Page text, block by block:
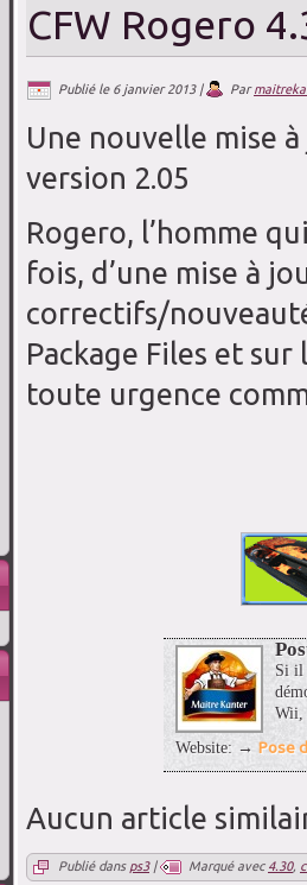
CFW Rogero
Publié le 6 janvier 2013| Par
Une nouvelle mise
version 2.05
Rogero, l’homme
fois, d’une mise à
correctifs/
Package Files et
toute urgence
Si il
Wii,
Website: → Pose
Aucun article
Publié dans ps3| Marqué avec 4.30,